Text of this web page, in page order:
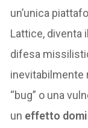
un’unica
Lattice, diventa
difesa
inevitabilmente
“bug” o una
un effetto